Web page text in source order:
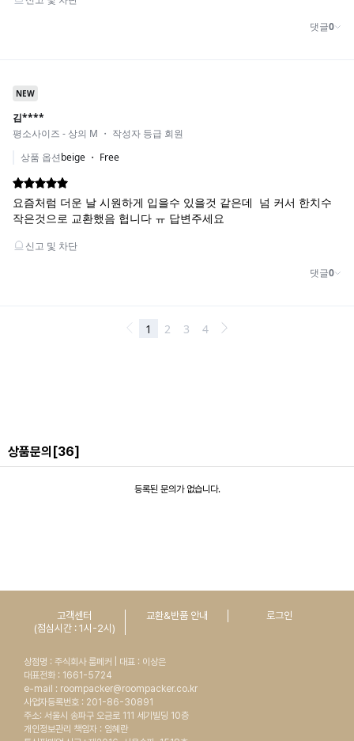
상품문의 [36]
등록된 문의가 없습니다.
고객센터
(점심시간 : 1시-2시)
교환&반품 안내 로그인
상점명 : 주식회사 룸페커 | 대표 : 이상은
대표전화 : 1661-5724
e-mail : roompacker@roompacker.co.kr
사업자등록번호 : 201-86-30891
주소: 서울시 송파구 오금로 111 세기빌딩 10층
개인정보관리 책임자 : 임혜란